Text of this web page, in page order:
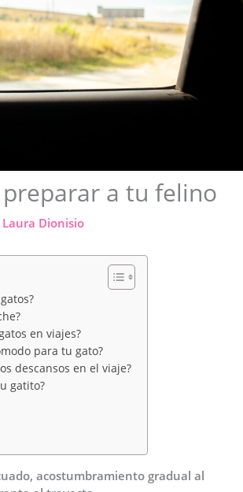
a tu felino
Laura Dionisio
en viajes?
para tu gato?
descansos en el viaje?
gatito?
acostumbramiento gradual al